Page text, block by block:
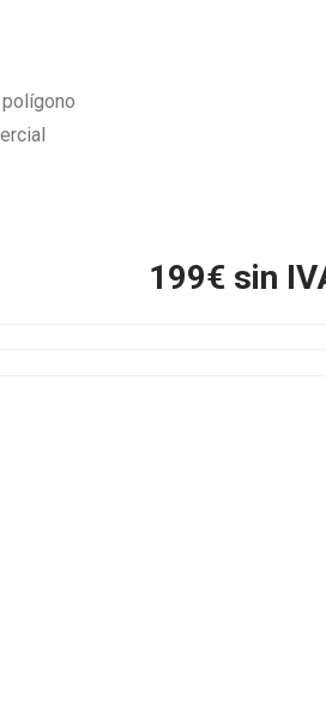
199€ sin